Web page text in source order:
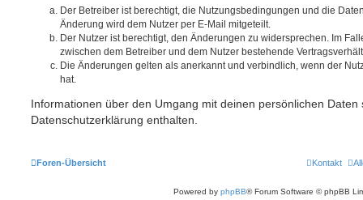
Der Betreiber ist berechtigt, die Nutzungsbedingungen und die
Änderung wird dem Nutzer per E-Mail mitgeteilt.
Der Nutzer ist berechtigt, den Änderungen zu widersprechen. Im
zwischen dem Betreiber und dem Nutzer bestehende
Die Änderungen gelten als anerkannt und verbindlich, wenn der
hat.
Informationen über den Umgang mit deinen persönlichen Daten
Datenschutzerklärung enthalten.
Foren-Übersicht Kontakt
Powered by phpBB® Forum Software © phpBB